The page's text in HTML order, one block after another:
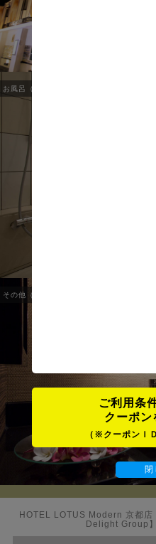
お風呂（BATH ROOM）
その他（OTHER）
HOTEL LOTUS Modern 京都店
Delight Group】
ご利用条
クーポン
（※クーポンＩ
閉